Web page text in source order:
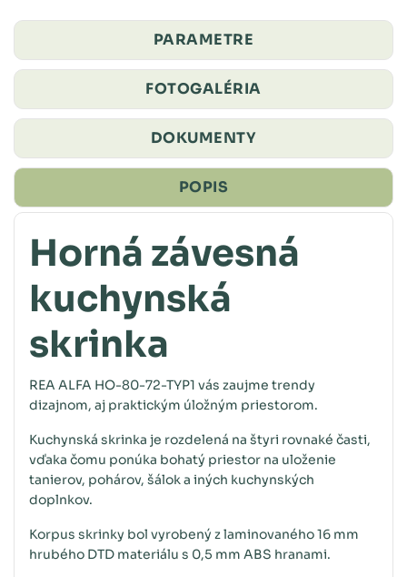
PARAMETRE
FOTOGALÉRIA
DOKUMENTY
POPIS
Horná závesná
kuchynská
skrinka
REA ALFA HO-80-72-TYP1 vás zaujme trendy
dizajnom, aj praktickým úložným priestorom.
Kuchynská skrinka je rozdelená na štyri rovnaké časti,
vďaka čomu ponúka bohatý priestor na uloženie
tanierov, pohárov, šálok a iných kuchynských
doplnkov.
Korpus skrinky bol vyrobený z laminovaného 16 mm
hrubého DTD materiálu s 0,5 mm ABS hranami.